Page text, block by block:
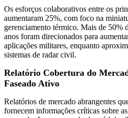
Os esforços colaborativos entre os
aumentaram 25%, com foco na
gerenciamento térmico. Mais de 50%
anos foram direcionados para
aplicações militares, enquanto
sistemas de radar civil.
Relatório Cobertura do
Faseado Ativo
Relatórios de mercado abrangentes
fornecem informações críticas sobre